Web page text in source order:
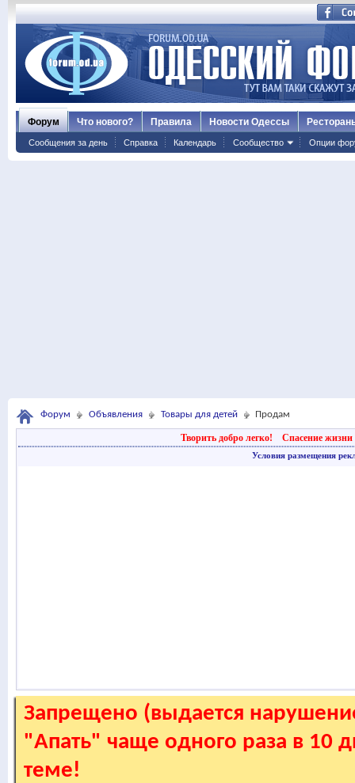
Форум
Сообщения за день Справка Календарь Сообщество Опции
Что нового? Правила Новости Одессы
Форум Объявления Товары для детей Продам
Творить добро легко! Спасение жизни
Условия размещения
Запрещено (выдается
"Апать" чаще одного раза в 10
теме!